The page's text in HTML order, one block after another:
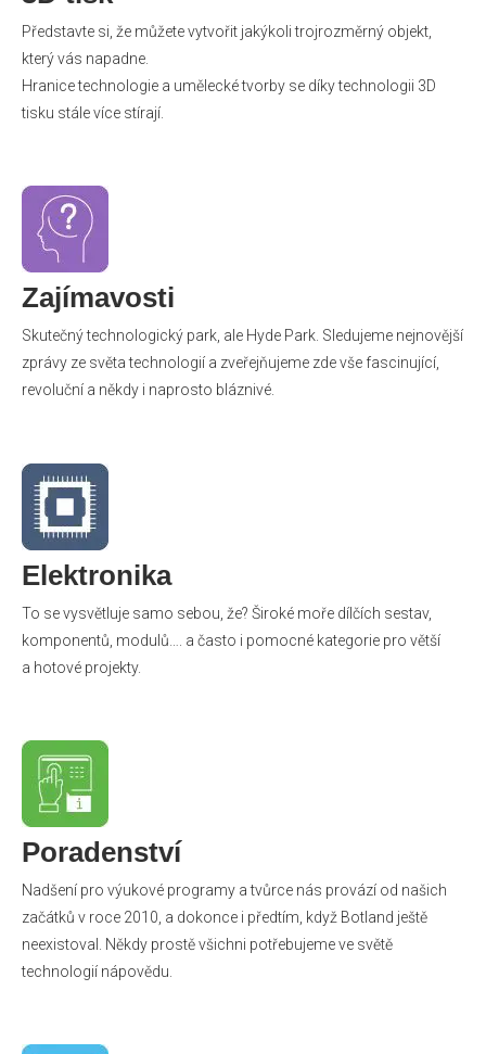
Představte si, že můžete vytvořit jakýkoli trojrozměrný objekt,
který vás napadne.
Hranice technologie a umělecké tvorby se díky technologii 3D
tisku stále více stírají.
Zajímavosti
Skutečný technologický park, ale Hyde Park. Sledujeme nejnovější
zprávy ze světa technologií a zveřejňujeme zde vše fascinující,
revoluční a někdy i naprosto bláznivé.
Elektronika
To se vysvětluje samo sebou, že? Široké moře dílčích sestav,
komponentů, modulů…. a často i pomocné kategorie pro větší
a hotové projekty.
Poradenství
Nadšení pro výukové programy a tvůrce nás provází od našich
začátků v roce 2010, a dokonce i předtím, když Botland ještě
neexistoval. Někdy prostě všichni potřebujeme ve světě
technologií nápovědu.